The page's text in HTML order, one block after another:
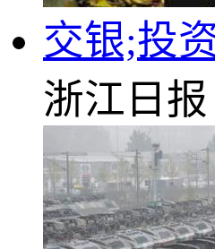
交银;投
浙江日报